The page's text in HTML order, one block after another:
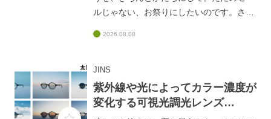
ルじゃない、お祭りにしたいのです。さ
した。
https://www.jins.com/jp/campaign/25thmat
suri ■注意事項・本品はセール扱いのため
2026.08.08
JINS
紫外線や光によってカラー濃度が
変化する可視光調光レンズ